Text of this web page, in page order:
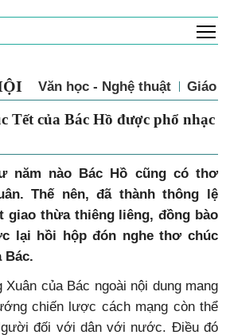
Văn học - Nghệ thuật Giáo
Tết của Bác Hồ được phổ nhạc
năm nào Bác Hồ cũng có thơ
Thế nên, đã thành thông lệ
giao thừa thiêng liêng, đồng bào
lại hồi hộp đón nghe thơ chúc
Bác.
của Bác ngoài nội dung mang
chiến lược cách mạng còn thể
đối với dân với nước. Điều đó